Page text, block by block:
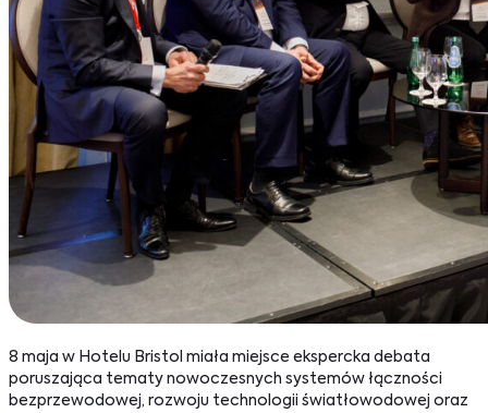
8 maja w Hotelu Bristol miała miejsce ekspercka debata
poruszająca tematy nowoczesnych systemów łączności
bezprzewodowej, rozwoju technologii światłowodowej oraz